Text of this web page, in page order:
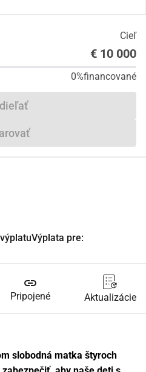
Cieľ
€ 10 000
0%financované
pre:
link
Pripojené Aktualizácie
slobodná matka štyroch